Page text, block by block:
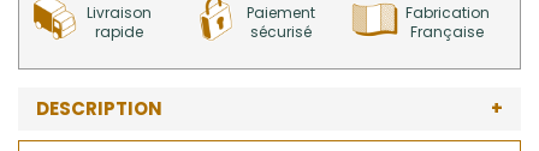
Livraison
rapide
Paiement
sécurisé
Fabrication
Française
DESCRIPTION